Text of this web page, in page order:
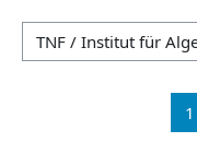
Categorías
1